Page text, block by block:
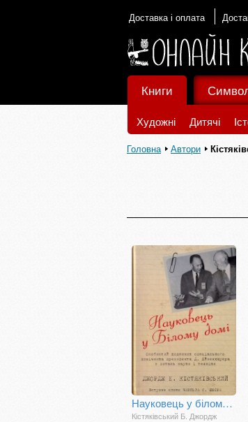
Доставка і оплата
Книги
Художні Дитячі
Головна Автори
Науковець у білому домі
Кістяківський Б. Джордж